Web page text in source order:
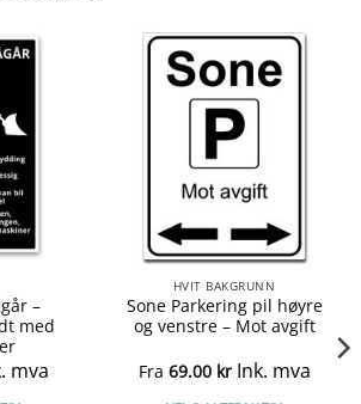
–
med
mva
HVIT BAKGRUNN
Sone Parkering pil høyre
og venstre – Mot avgift
Fra 69.00 kr Ink. mva